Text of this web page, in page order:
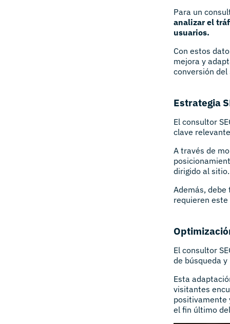
Para un
analizar el
usuarios.
Con estos
mejora y
conversión
Estrategia
El consultor
clave
A través de
dirigido al sitio.
Además, debe
requieren
El consultor
de búsqueda
Esta
visitantes
positivamente
el fin último